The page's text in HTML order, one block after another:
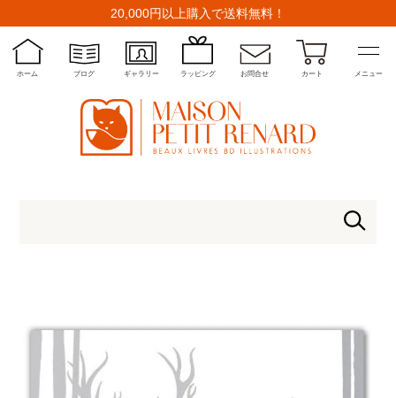
20,000円以上購入で送料無料！
ホーム ブログ ギャラリー ラッピング お問合せ カート メニュー